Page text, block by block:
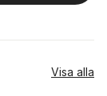
Visa alla